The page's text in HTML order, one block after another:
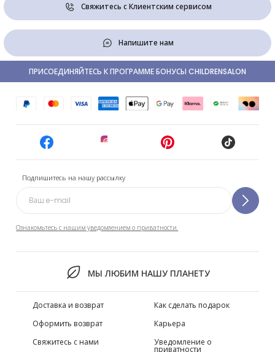
Свяжитесь с Клиентским сервисом
Напишите нам
Подпишитесь на нашу рассылку
Ознакомьтесь с нашим уведомлением о приватности.
МЫ ЛЮБИМ НАШУ ПЛАНЕТУ
ПРИСОЕДИНЯЙТЕСЬ К ПРОГРАММЕ БОНУСЫ CHILDRENSALON
Доставка и возврат
Оформить возврат
Свяжитесь с нами
Как сделать подарок
Карьера
Уведомление о
приватности